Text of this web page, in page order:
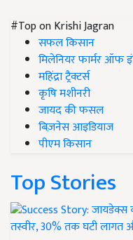
#Top on Krishi Jagran
सफल किसान
मिलेनियर फार्मर ऑफ
महिंद्रा ट्रैक्टर्स
कृषि मशीनरी
जायद की फसल
बिज़नेस आइडियाज
पीएम किसान
Top Stories